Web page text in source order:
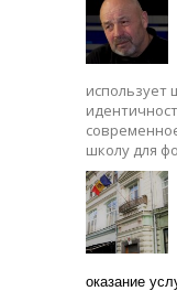
использует
школу для
оказание